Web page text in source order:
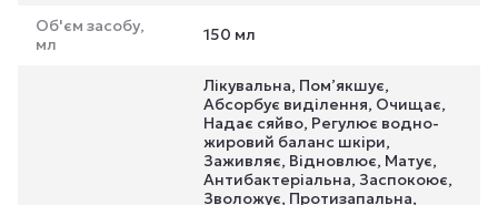
Об'єм засобу,
мл
150 мл
Лікувальна, Пом’якшує,
Абсорбує виділення, Очищає,
Надає сяйво, Регулює водно-
жировий баланс шкіри,
Заживляє, Відновлює, Матує,
Антибактеріальна, Заспокоює,
Зволожує, Протизапальна,